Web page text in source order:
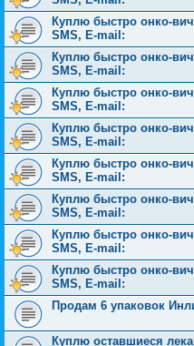
Куплю быстро онко-
SMS, E-mail:
Куплю быстро онко-
SMS, E-mail:
Куплю быстро онко-
SMS, E-mail:
Куплю быстро онко-
SMS, E-mail:
Куплю быстро онко-
SMS, E-mail:
Куплю быстро онко-
SMS, E-mail:
Куплю быстро онко-
SMS, E-mail:
Куплю быстро онко-
SMS, E-mail:
Продам 6 упаковок
Куплю оставшиеся